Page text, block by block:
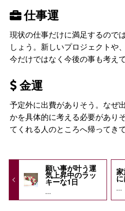
仕事運
現状の仕事だけに満足するので
しょう。新しいプロジェクトや
今だけではなく今後の事も考え
金運
予定外に出費がありそう。なぜ
かを具体的に考える必要があり
てくれる人のところへ帰ってき
願い事が叶う運
気上昇中のラッ
キーな1日
... ...